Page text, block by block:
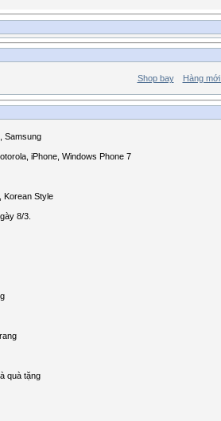
Shop bay Hàng
Samsung
iPhone, Windows Phone 7
Korean Style
8/3.
quà tặng